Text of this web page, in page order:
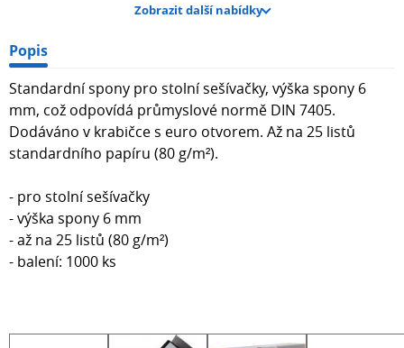
Zobrazit další nabídky
Popis
Standardní spony pro stolní sešívačky, výška spony 6
mm, což odpovídá průmyslové normě DIN 7405.
Dodáváno v krabičce s euro otvorem. Až na 25 listů
standardního papíru (80 g/m²).
- pro stolní sešívačky
- výška spony 6 mm
- až na 25 listů (80 g/m²)
- balení: 1000 ks